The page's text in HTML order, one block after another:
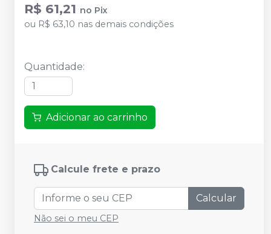
R$ 61,21 no Pix
ou R$ 63,10 nas demais condições
Quantidade:
Adicionar ao carrinho
Calcule frete e prazo
Calcular
Não sei o meu CEP